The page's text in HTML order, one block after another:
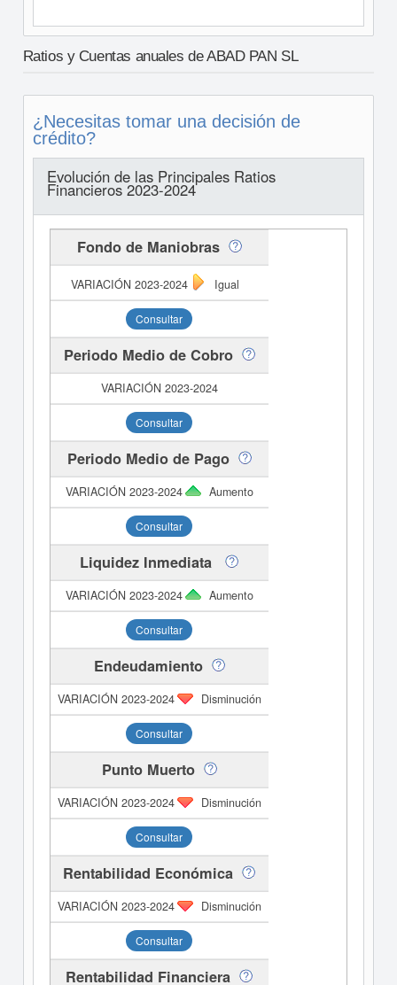
Ratios y Cuentas anuales de ABAD PAN SL
¿Necesitas tomar una decisión de
crédito?
Evolución de las Principales Ratios
Financieros 2023-2024
Fondo de Maniobras
Igual
Consultar
Periodo Medio de Cobro
Consultar
Periodo Medio de Pago
Aumento
Consultar
Liquidez Inmediata
Aumento
Consultar
Endeudamiento
Disminución
Consultar
Punto Muerto
Disminución
Consultar
Rentabilidad Económica
Disminución
Consultar
Rentabilidad Financiera